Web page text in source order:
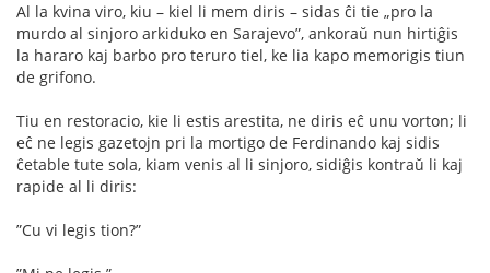
Al la kvina viro, kiu – kiel li mem diris – sidas ĉi tie „pro la
murdo al sinjoro arkiduko en Sarajevo”, ankoraŭ nun hirtiĝis
la hararo kaj barbo pro teruro tiel, ke lia kapo memorigis tiun
de grifono.
Tiu en restoracio, kie li estis arestita, ne diris eĉ unu vorton; li
eĉ ne legis gazetojn pri la mortigo de Ferdinando kaj sidis
ĉetable tute sola, kiam venis al li sinjoro, sidiĝis kontraŭ li kaj
rapide al li diris:
”Cu vi legis tion?”